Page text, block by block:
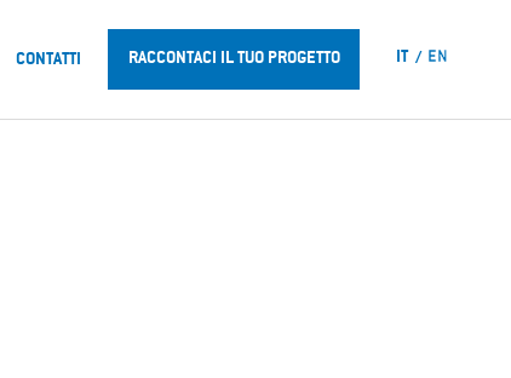
CONTATTI RACCONTACI IL TUO PROGETTO IT EN